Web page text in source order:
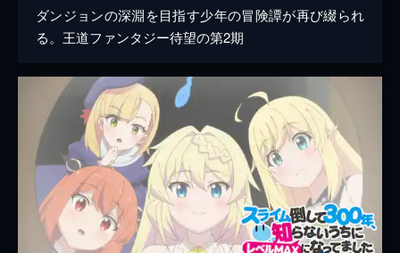
ダンジョンの深淵を目指す少年の冒険譚が再び綴られ
る。王道ファンタジー待望の第2期